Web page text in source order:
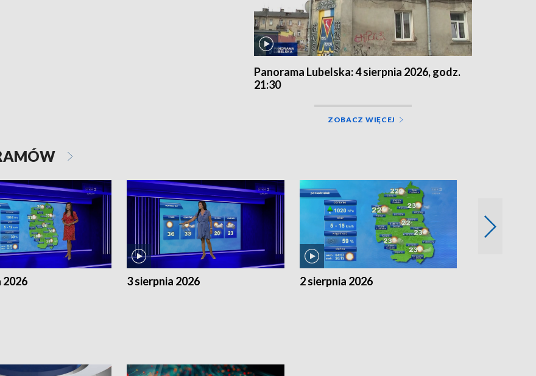
Panorama Lubelska: 4 sierpnia 2026, godz.
21:30
ZOBACZ WIĘCEJ
2026 3 sierpnia 2026 2 sierpnia 2026